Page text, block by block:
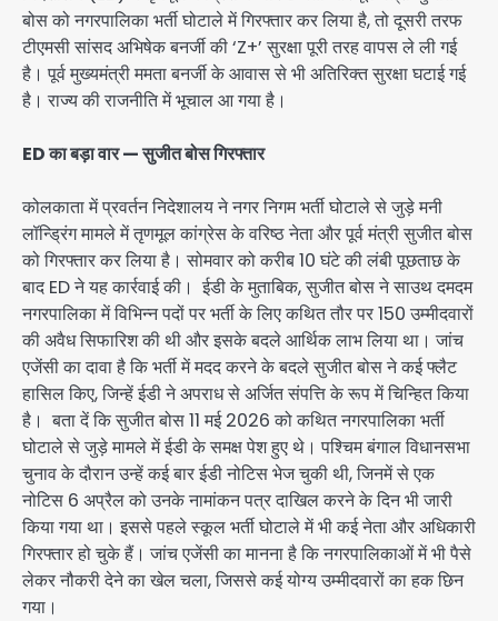
बोस को नगरपालिका भर्ती घोटाले में गिरफ्तार कर लिया है, तो दूसरी तरफ
टीएमसी सांसद अभिषेक बनर्जी की ‘Z+’ सुरक्षा पूरी तरह वापस ले ली गई
है। पूर्व मुख्यमंत्री ममता बनर्जी के आवास से भी अतिरिक्त सुरक्षा घटाई गई
है। राज्य की राजनीति में भूचाल आ गया है।
ED का बड़ा वार — सुजीत बोस गिरफ्तार
कोलकाता में प्रवर्तन निदेशालय ने नगर निगम भर्ती घोटाले से जुड़े मनी
लॉन्ड्रिंग मामले में तृणमूल कांग्रेस के वरिष्ठ नेता और पूर्व मंत्री सुजीत बोस
को गिरफ्तार कर लिया है। सोमवार को करीब 10 घंटे की लंबी पूछताछ के
बाद ED ने यह कार्रवाई की। ईडी के मुताबिक, सुजीत बोस ने साउथ दमदम
नगरपालिका में विभिन्न पदों पर भर्ती के लिए कथित तौर पर 150 उम्मीदवारों
की अवैध सिफारिश की थी और इसके बदले आर्थिक लाभ लिया था। जांच
एजेंसी का दावा है कि भर्ती में मदद करने के बदले सुजीत बोस ने कई फ्लैट
हासिल किए, जिन्हें ईडी ने अपराध से अर्जित संपत्ति के रूप में चिन्हित किया
है। बता दें कि सुजीत बोस 11 मई 2026 को कथित नगरपालिका भर्ती
घोटाले से जुड़े मामले में ईडी के समक्ष पेश हुए थे। पश्चिम बंगाल विधानसभा
चुनाव के दौरान उन्हें कई बार ईडी नोटिस भेज चुकी थी, जिनमें से एक
नोटिस 6 अप्रैल को उनके नामांकन पत्र दाखिल करने के दिन भी जारी
किया गया था। इससे पहले स्कूल भर्ती घोटाले में भी कई नेता और अधिकारी
गिरफ्तार हो चुके हैं। जांच एजेंसी का मानना है कि नगरपालिकाओं में भी पैसे
लेकर नौकरी देने का खेल चला, जिससे कई योग्य उम्मीदवारों का हक छिन
गया।